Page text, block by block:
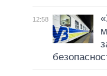
12:58